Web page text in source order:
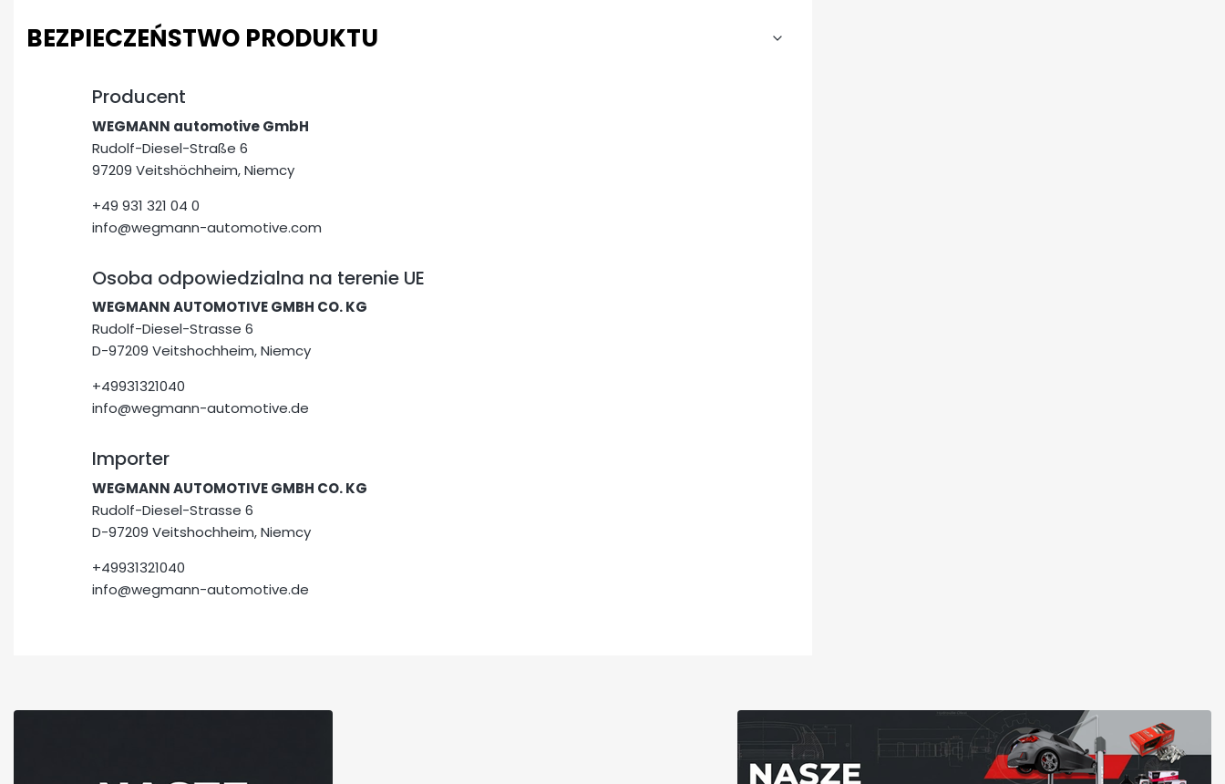
BEZPIECZEŃSTWO PRODUKTU
Producent
WEGMANN automotive GmbH
Rudolf-Diesel-Straße 6
97209 Veitshöchheim, Niemcy
+49 931 321 04 0
info@wegmann-automotive.com
Osoba odpowiedzialna na terenie UE
WEGMANN AUTOMOTIVE GMBH CO. KG
Rudolf-Diesel-Strasse 6
D-97209 Veitshochheim, Niemcy
+49931321040
info@wegmann-automotive.de
Importer
WEGMANN AUTOMOTIVE GMBH CO. KG
Rudolf-Diesel-Strasse 6
D-97209 Veitshochheim, Niemcy
+49931321040
info@wegmann-automotive.de